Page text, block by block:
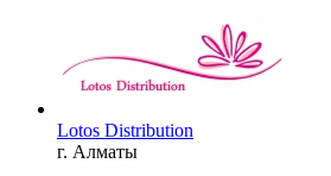
Lotos Distribution
г. Алматы